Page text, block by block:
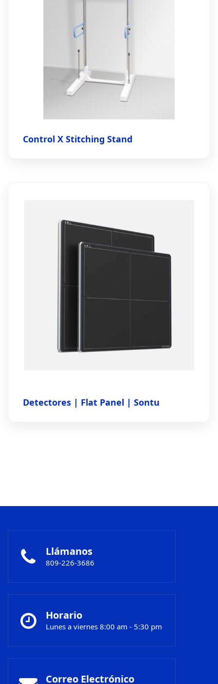
Control X Stitching Stand
Detectores | Flat Panel | Sontu
Llámanos
809-226-3686
Horario
Lunes a viernes 8:00 am - 5:30 pm
Correo Electrónico